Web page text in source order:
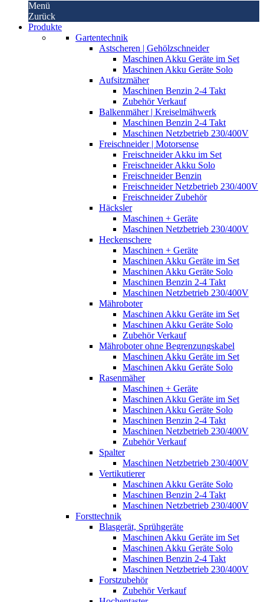
Menü
Zurück
Produkte
Gartentechnik
Astscheren | Gehölzschneider
Maschinen Akku Geräte im Set
Maschinen Akku Geräte Solo
Aufsitzmäher
Maschinen Benzin 2-4 Takt
Zubehör Verkauf
Balkenmäher | Kreiselmähwerk
Maschinen Benzin 2-4 Takt
Maschinen Netzbetrieb 230/400V
Freischneider | Motorsense
Freischneider Akku im Set
Freischneider Akku Solo
Freischneider Benzin
Freischneider Netzbetrieb 230/400V
Freischneider Zubehör
Häcksler
Maschinen + Geräte
Maschinen Netzbetrieb 230/400V
Heckenschere
Maschinen + Geräte
Maschinen Akku Geräte im Set
Maschinen Akku Geräte Solo
Maschinen Benzin 2-4 Takt
Maschinen Netzbetrieb 230/400V
Mähroboter
Maschinen Akku Geräte im Set
Maschinen Akku Geräte Solo
Zubehör Verkauf
Mähroboter ohne Begrenzungskabel
Maschinen Akku Geräte im Set
Maschinen Akku Geräte Solo
Rasenmäher
Maschinen + Geräte
Maschinen Akku Geräte im Set
Maschinen Akku Geräte Solo
Maschinen Benzin 2-4 Takt
Maschinen Netzbetrieb 230/400V
Zubehör Verkauf
Spalter
Maschinen Netzbetrieb 230/400V
Vertikutierer
Maschinen Akku Geräte Solo
Maschinen Benzin 2-4 Takt
Maschinen Netzbetrieb 230/400V
Forsttechnik
Blasgerät, Sprühgeräte
Maschinen Akku Geräte im Set
Maschinen Akku Geräte Solo
Maschinen Benzin 2-4 Takt
Maschinen Netzbetrieb 230/400V
Forstzubehör
Zubehör Verkauf